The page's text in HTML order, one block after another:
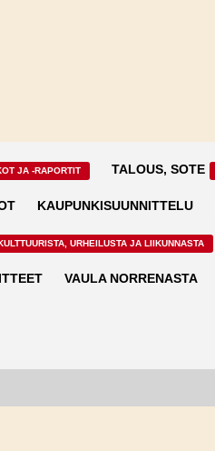
JA -RAPORTIT TALOUS, SOTE
KAUPUNKISUUNNITTELU
URHEILUSTA JA LIIKUNNASTA
VAULA NORRENASTA